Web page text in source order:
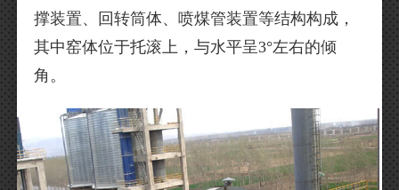
撑装置、回转筒体、喷煤管装置等结构构成，
其中窑体位于托滚上，与水平呈3°左右的倾
角。